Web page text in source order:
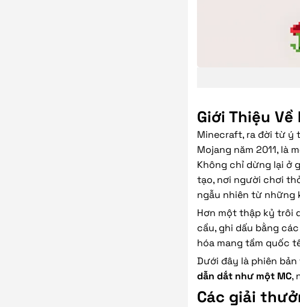
Giới Thiệu
Minecraft, ra đời từ ý
Mojang năm 2011, là
Không chỉ dừng lại ở
tạo, nơi người chơi
ngẫu nhiên từ những
Hơn một thập kỷ trôi
cầu, ghi dấu bằng
hóa mang tầm quốc
Dưới đây là phiên
dẫn dắt như một MC,
Các giải